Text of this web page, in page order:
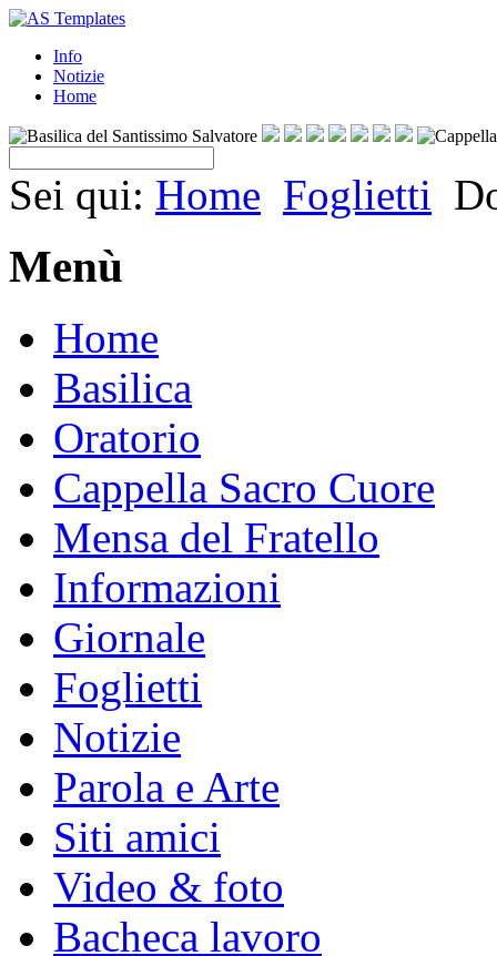
Info
Notizie
Home
Sei qui: Home Foglietti
Menù
Home
Basilica
Oratorio
Cappella Sacro Cuore
Mensa del Fratello
Informazioni
Giornale
Foglietti
Notizie
Parola e Arte
Siti amici
Video & foto
Bacheca lavoro